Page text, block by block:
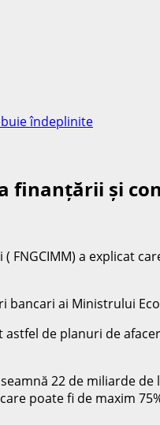
îndeplinite
finanțării și
a explicat
bancari ai Ministrului
de planuri de
22 de miliarde
poate fi de maxim